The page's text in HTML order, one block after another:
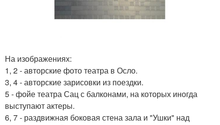
На изображениях:
1, 2 - авторские фото театра в Осло.
3, 4 - авторские зарисовки из поездки.
5 - фойе театра Сац с балконами, на которых иногда
выступают актеры.
6, 7 - раздвижная боковая стена зала и "Ушки" над